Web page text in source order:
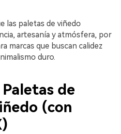
las paletas de viñedo
artesanía y atmósfera, por
marcas que buscan calidez
duro.
de
(con